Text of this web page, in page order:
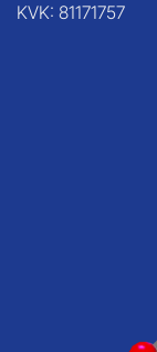
KVK: 81171757